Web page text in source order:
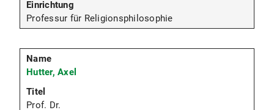
Professur für Religionsphilosophie
Hutter, Axel
Prof. Dr.